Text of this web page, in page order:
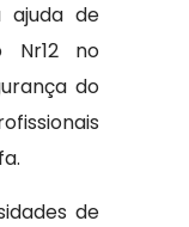
ajuda de
Nr12 no
do
de